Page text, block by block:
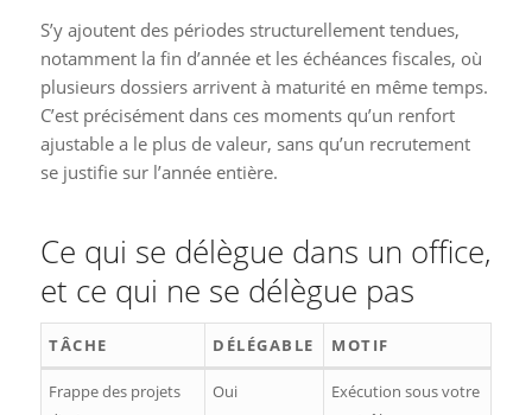
S’y ajoutent des périodes structurellement tendues,
notamment la fin d’année et les échéances fiscales, où
plusieurs dossiers arrivent à maturité en même temps.
C’est précisément dans ces moments qu’un renfort
ajustable a le plus de valeur, sans qu’un recrutement
se justifie sur l’année entière.
Ce qui se délègue dans un office,
et ce qui ne se délègue pas
TÂCHE DÉLÉGABLE MOTIF
Frappe des projets
Oui
Exécution sous votre